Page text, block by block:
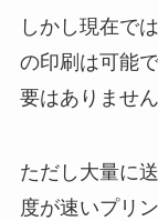
しかし現在で
の印刷は可能
要はありません
ただし大量に
度が速いプリ